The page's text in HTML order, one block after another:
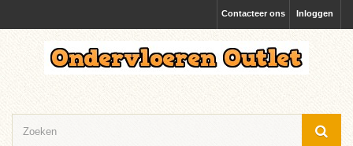
Inloggen
Contacteer ons